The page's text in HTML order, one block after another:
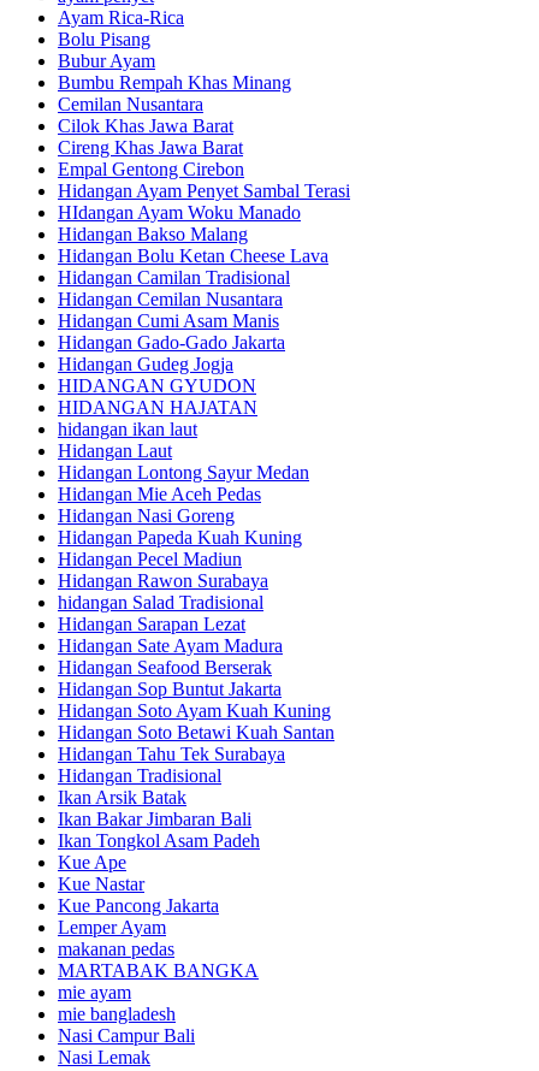
Ayam Rica-Rica
Bolu Pisang
Bubur Ayam
Bumbu Rempah Khas Minang
Cemilan Nusantara
Cilok Khas Jawa Barat
Cireng Khas Jawa Barat
Empal Gentong Cirebon
Hidangan Ayam Penyet Sambal Terasi
HIdangan Ayam Woku Manado
Hidangan Bakso Malang
Hidangan Bolu Ketan Cheese Lava
Hidangan Camilan Tradisional
Hidangan Cemilan Nusantara
Hidangan Cumi Asam Manis
Hidangan Gado-Gado Jakarta
Hidangan Gudeg Jogja
HIDANGAN GYUDON
HIDANGAN HAJATAN
hidangan ikan laut
Hidangan Laut
Hidangan Lontong Sayur Medan
Hidangan Mie Aceh Pedas
Hidangan Nasi Goreng
Hidangan Papeda Kuah Kuning
Hidangan Pecel Madiun
Hidangan Rawon Surabaya
hidangan Salad Tradisional
Hidangan Sarapan Lezat
Hidangan Sate Ayam Madura
Hidangan Seafood Berserak
Hidangan Sop Buntut Jakarta
Hidangan Soto Ayam Kuah Kuning
Hidangan Soto Betawi Kuah Santan
Hidangan Tahu Tek Surabaya
Hidangan Tradisional
Ikan Arsik Batak
Ikan Bakar Jimbaran Bali
Ikan Tongkol Asam Padeh
Kue Ape
Kue Nastar
Kue Pancong Jakarta
Lemper Ayam
makanan pedas
MARTABAK BANGKA
mie ayam
mie bangladesh
Nasi Campur Bali
Nasi Lemak